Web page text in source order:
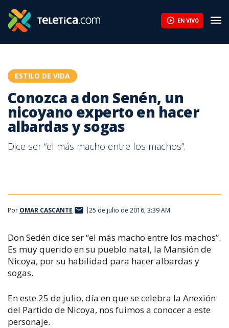
EN VIVO
ESTILO DE VIDA
Conozca a don Senén, un
nicoyano experto en hacer
albardas y sogas
Dice ser “el más macho entre los machos”.
Por OMAR CASCANTE 25 de julio de 2016, 3:39 AM
Don Sedén dice ser “el más macho entre los machos”.
Es muy querido en su pueblo natal, la Mansión de
Nicoya, por su habilidad para hacer albardas y
sogas.
En este 25 de julio, día en que se celebra la Anexión
del Partido de Nicoya, nos fuimos a conocer a este
personaje.